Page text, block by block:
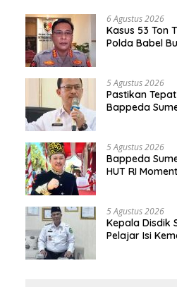
6 Agustus 2026
Kasus 53 Ton
Polda Babel
5 Agustus 2026
Pastikan
Bappeda
5 Agustus 2026
Bappeda
HUT RI
5 Agustus 2026
Kepala Disdik
Pelajar Isi